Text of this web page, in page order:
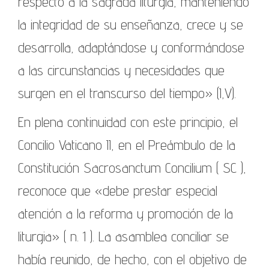
la integridad de su enseñanza, crece y se
desarrolla, adaptándose y conformándose
a las circunstancias y necesidades que
surgen en el transcurso del tiempo» (I,V).
En plena continuidad con este principio, el
Concilio Vaticano II, en el Preámbulo de la
Constitución Sacrosanctum Concilium ( SC ),
reconoce que «debe prestar especial
atención a la reforma y promoción de la
liturgia» ( n. 1 ). La asamblea conciliar se
había reunido, de hecho, con el objetivo de